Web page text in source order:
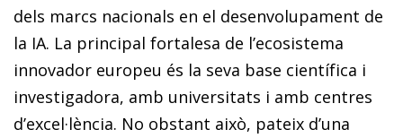
dels marcs nacionals en el desenvolupament de
la IA. La principal fortalesa de l’ecosistema
innovador europeu és la seva base científica i
investigadora, amb universitats i amb centres
d’excel·lència. No obstant això, pateix d’una